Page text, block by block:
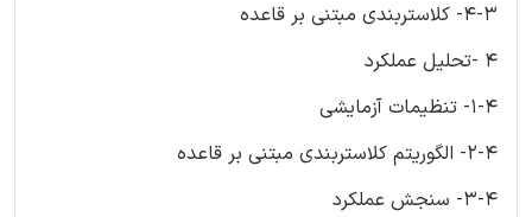
4-3- کلاستربندی مبتنی بر قاعده
4 -تحلیل عملکرد
1-4- تنظیمات آزمایشی
2-4- الگوریتم کلاستربندی مبتنی بر قاعده
3-4- سنجش عملکرد